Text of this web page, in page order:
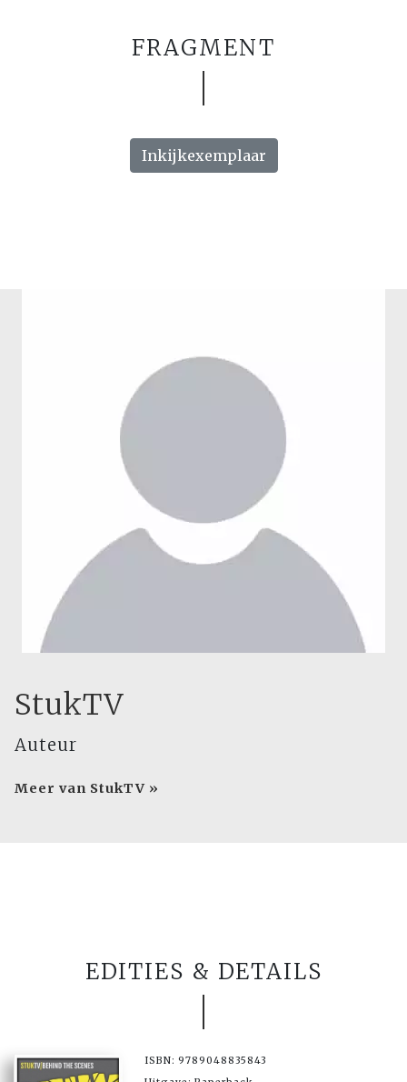
FRAGMENT
Inkijkexemplaar
StukTV
Auteur
Meer van StukTV »
EDITIES & DETAILS
ISBN: 9789048835843